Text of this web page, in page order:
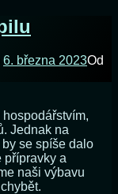
6. března 2023Od
hospodářstvím,
Jednak na
se spíše dalo
přípravky a
naši výbavu